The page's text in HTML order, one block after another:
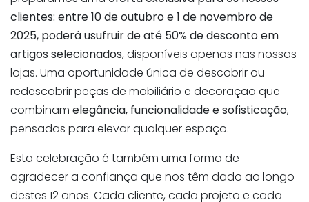
clientes: entre 10 de outubro e 1 de novembro de
2025, poderá usufruir de até 50% de desconto em
artigos selecionados, disponíveis apenas nas nossas
lojas. Uma oportunidade única de descobrir ou
redescobrir peças de mobiliário e decoração que
combinam elegância, funcionalidade e sofisticação,
pensadas para elevar qualquer espaço.
Esta celebração é também uma forma de
agradecer a confiança que nos têm dado ao longo
destes 12 anos. Cada cliente, cada projeto e cada